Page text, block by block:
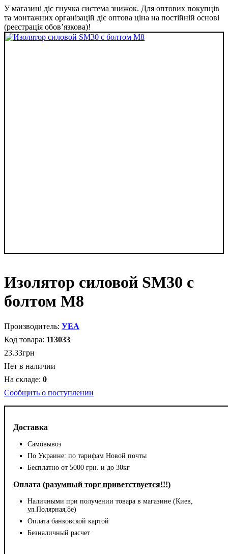
У магазині діє гнучка система знижок. Для оптових покупців
та монтажних організацій діє оптова ціна на постійній основі
(реєстрація обов’язкова)!
Изолятор силовой SM30 c
болтом М8
Доставка
Самовывоз
По Украине: по тарифам Новой почты
Бесплатно от 5000 грн. и до 30кг
Оплата (разумный торг приветствуется!!!)
Наличными при получении товара в магазине (Киев,
ул.Полярная,8е)
Оплата банковской картой
Безналичный расчет
УЕА
113033
23.33грн
Нет в наличии
0
Сообщить о поступлении